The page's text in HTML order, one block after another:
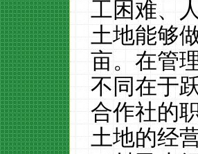
工困难、
土地能够
亩。在管
不同在于
合作社的
土地的经